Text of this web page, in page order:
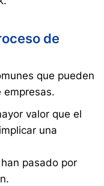
de
que pueden
empresas.
valor que el
una
pasado por